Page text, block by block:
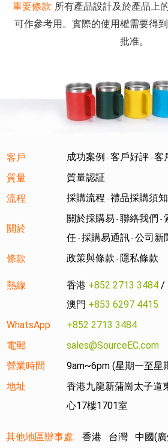
重要條款: 所有產品設計及於產品上
可作參考用。實際的使用權需要得
批准。
客戶 成功案例 - 客戶好評 - 客
質量
質量認証
流程
採購流程 - 禮品採購須知
關於
關於採購易 - 聯絡我們 -
任 - 採購易通訊 - 公司新
條款
政策與條款 - 隱私條款
熱線 香港 +852 2713 3484 /
澳門 +853 6297 4415
WhatsApp
+852 2713 3484
電郵
sales@SourceEC.com
營業時間
9am~6pm (星期一至星
地址
香港九龍新蒲崗太子道
心17樓1701室
其他地區辦事處: 香港 台灣 中國(